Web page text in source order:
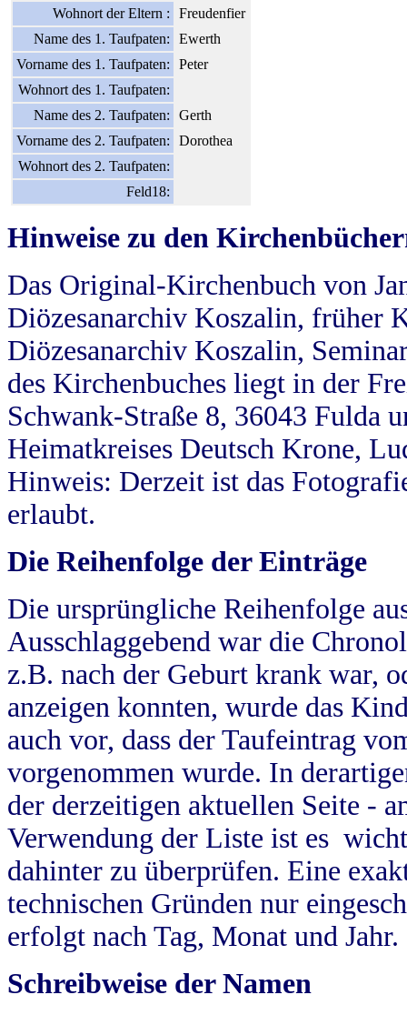
Wohnort der Eltern :
Freudenfier
Name des 1. Taufpaten:
Ewerth
Vorname des 1. Taufpaten:
Peter
Wohnort des 1. Taufpaten:
Name des 2. Taufpaten:
Gerth
Vorname des 2. Taufpaten:
Dorothea
Wohnort des 2. Taufpaten:
Feld18:
Hinweise zu den
Das Original-Kirchenbuch von
Diözesanarchiv Koszalin, früher
Diözesanarchiv Koszalin,
des Kirchenbuches liegt in der
Schwank-Straße 8, 36043 Fulda
Heimatkreises Deutsch Krone,
Hinweis: Derzeit ist das
erlaubt.
Die Reihenfolge der Einträge
Die ursprüngliche Reihenfolge
Ausschlaggebend war die
z.B. nach der Geburt krank war,
anzeigen konnten, wurde das
auch vor, dass der Taufeintrag
vorgenommen wurde. In
der derzeitigen aktuellen Seite -
Verwendung der Liste ist es
dahinter zu überprüfen. Eine
technischen Gründen nur
erfolgt nach Tag, Monat und Jahr.
Schreibweise der Namen